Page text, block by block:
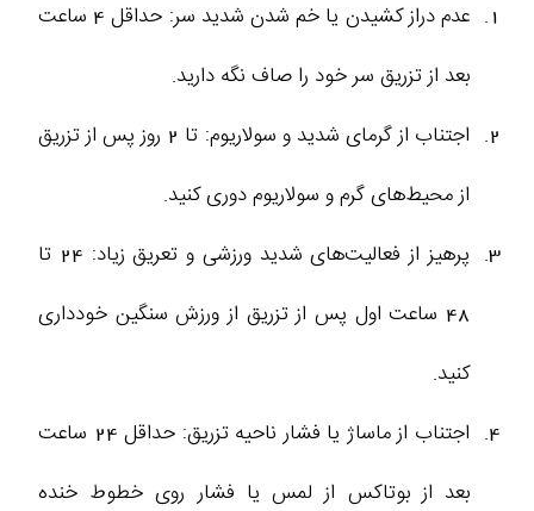
عدم دراز کشیدن یا خم شدن شدید سر: حداقل 4 ساعت
بعد از تزریق سر خود را صاف نگه دارید.
اجتناب از گرمای شدید و سولاریوم: تا 2 روز پس از تزریق
از محیط‌های گرم و سولاریوم دوری کنید.
پرهیز از فعالیت‌های شدید ورزشی و تعریق زیاد: 24 تا
48 ساعت اول پس از تزریق از ورزش سنگین خودداری
کنید.
اجتناب از ماساژ یا فشار ناحیه تزریق: حداقل 24 ساعت
بعد از بوتاکس از لمس یا فشار روی خطوط خنده